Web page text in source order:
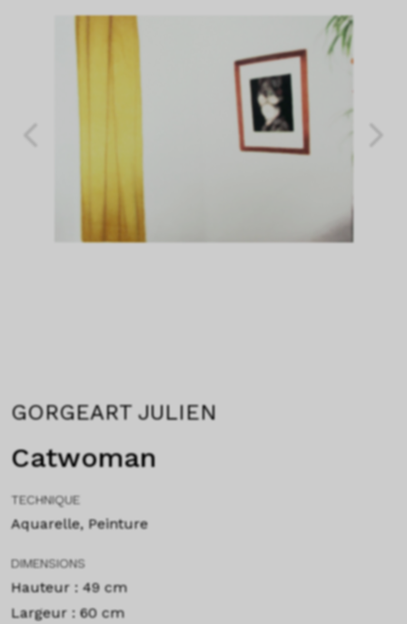
GORGEART JULIEN
Catwoman
TECHNIQUE
Aquarelle, Peinture
DIMENSIONS
Hauteur : 49 cm
Largeur : 60 cm